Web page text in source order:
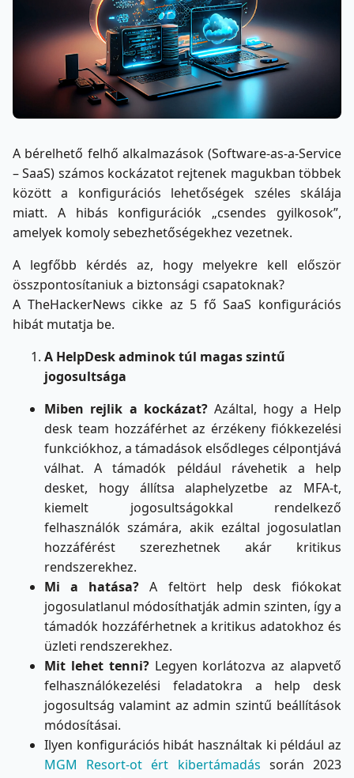
A bérelhető felhő alkalmazások (Software-as-a-Service
– SaaS) számos kockázatot rejtenek magukban többek
között a konfigurációs lehetőségek széles skálája
miatt. A hibás konfigurációk „csendes gyilkosok”,
amelyek komoly sebezhetőségekhez vezetnek.
A legfőbb kérdés az, hogy melyekre kell először
összpontosítaniuk a biztonsági csapatoknak?
A TheHackerNews cikke az 5 fő SaaS konfigurációs
hibát mutatja be.
A HelpDesk adminok túl magas szintű
jogosultsága
Miben rejlik a kockázat?Azáltal, hogy a Help
desk team hozzáférhet az érzékeny fiókkezelési
funkciókhoz, a támadások elsődleges célpontjává
válhat. A támadók például rávehetik a help
desket, hogy állítsa alaphelyzetbe az MFA-t,
kiemelt jogosultságokkal rendelkező
felhasználók számára, akik ezáltal jogosulatlan
hozzáférést szerezhetnek akár kritikus
rendszerekhez.
Mi a hatása? A feltört help desk fiókokat
jogosulatlanul módosíthatják admin szinten, így a
támadók hozzáférhetnek a kritikus adatokhoz és
üzleti rendszerekhez.
Mit lehet tenni?Legyen korlátozva az alapvető
felhasználókezelési feladatokra a help desk
jogosultság valamint az admin szintű beállítások
módosításai.
Ilyen konfigurációs hibát használtak ki például az
MGM Resort-ot ért kibertámadás során 2023